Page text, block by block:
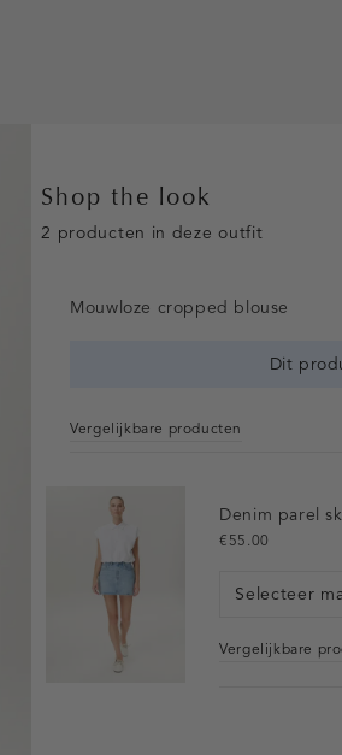
Shop the look
2 producten in deze outfit
Mouwloze cropped blouse
Dit
Vergelijkbare producten
Denim parel
€55.00
Selecteer
Vergelijkbare